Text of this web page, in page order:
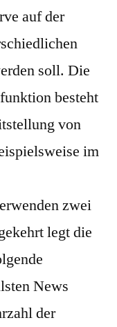
auf der
soll. Die
besteht
von
im
zwei
legt die
News
der